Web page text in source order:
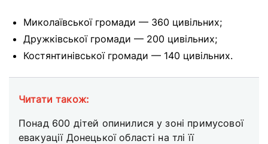
Миколаївської громади — 360 цивільних;
Дружківської громади — 200 цивільних;
Костянтинівської громади — 140 цивільних.
Читати також:
Понад 600 дітей опинилися у зоні примусової
евакуації Донецької області на тлі її